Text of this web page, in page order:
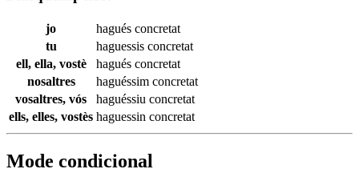
jo hagués concretat
tu
haguessis concretat
ell, ella, vostè
hagués concretat
nosaltres
haguéssim concretat
vosaltres, vós
haguéssiu concretat
ells, elles, vostès haguessin concretat
Mode condicional